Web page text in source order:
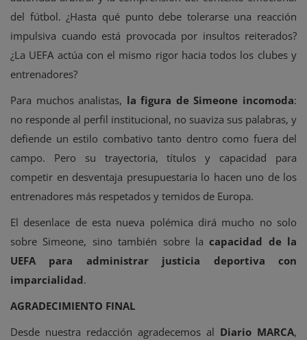
del fútbol. ¿Hasta qué punto debe tolerarse una reacción
impulsiva cuando está provocada por insultos reiterados?
¿La UEFA actúa con el mismo rigor hacia todos los clubes y
entrenadores?
Para muchos analistas, la figura de Simeone incomoda:
no responde al perfil institucional, no suaviza sus palabras, y
defiende un estilo combativo tanto dentro como fuera del
campo. Pero su trayectoria, títulos y capacidad para
competir en desventaja presupuestaria lo hacen uno de los
entrenadores más respetados y temidos de Europa.
El desenlace de esta nueva polémica dirá mucho no solo
sobre Simeone, sino también sobre lacapacidad de la
UEFA para administrar justicia deportiva con
imparcialidad.
AGRADECIMIENTO FINAL
Desde nuestra redacción agradecemos al Diario MARCA,